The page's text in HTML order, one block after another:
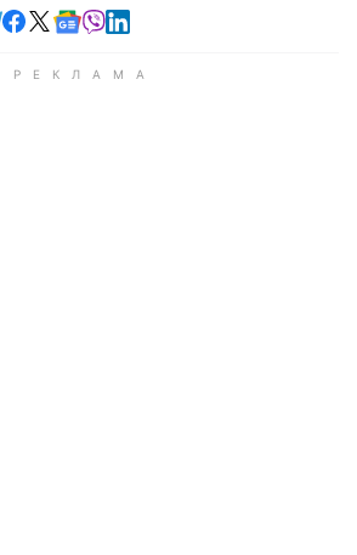
Читайте в Telegram
Читайте в Facebook
Читайте в X
Читайте в Google news
Читайте в Viber
Читайте в LinkedIn